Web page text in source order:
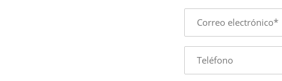
E-
mail
Phone